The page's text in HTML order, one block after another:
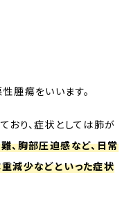
腫瘍をいいます。
おり、症状としては肺が
、胸部圧迫感など、日常
減少などといった症状